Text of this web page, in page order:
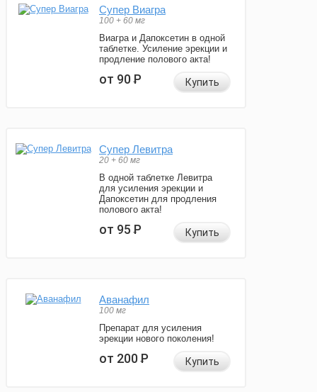
Супер Виагра
100 + 60 мг
Виагра и Дапоксетин в одной
таблетке. Усиление эрекции и
продление полового акта!
от 90Р Купить
Супер Левитра
20 + 60 мг
В одной таблетке Левитра
для усиления эрекции и
Дапоксетин для продления
полового акта!
от 95Р Купить
Аванафил
100 мг
Препарат для усиления
эрекции нового поколения!
от 200Р Купить